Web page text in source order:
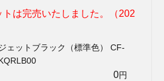
トは完売いたしました。（202
ェットブラック（標準色） CF-
0円